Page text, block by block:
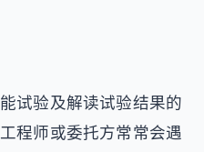
试验及解读试验结果的
程师或委托方常常会遇